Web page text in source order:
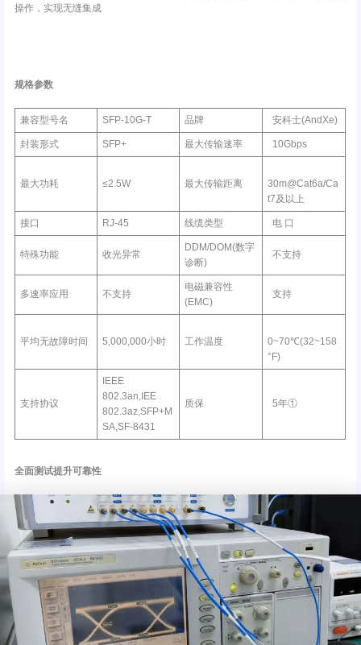
操作，实现无缝集成
规格参数
兼容型号名 SFP-10G-T 品牌 安科士(AndXe)
封装形式 SFP+ 最大传输速率 10Gbps
最大功耗 ≤2.5W 最大传输距离
30m@Cat6a/Ca
t7及以上
接口 RJ-45 线缆类型 电 口
特殊功能 收光异常
DDM/DOM(数字
诊断)
不支持
多速率应用 不支持
电磁兼容性
(EMC)
支持
平均无故障时间 5,000,000小时 工作温度
0~70℃(32~158
°F)
支持协议
IEEE
802.3an,IEE
802.3az,SFP+M
SA,SF-8431
质保 5年①
全面测试提升可靠性